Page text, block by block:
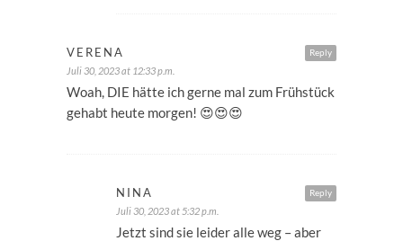
Reply
VERENA
Juli 30, 2023 at 12:33 p.m.
Woah, DIE hätte ich gerne mal zum Frühstück
gehabt heute morgen! 😍😍😍
Reply
NINA
Juli 30, 2023 at 5:32 p.m.
Jetzt sind sie leider alle weg – aber